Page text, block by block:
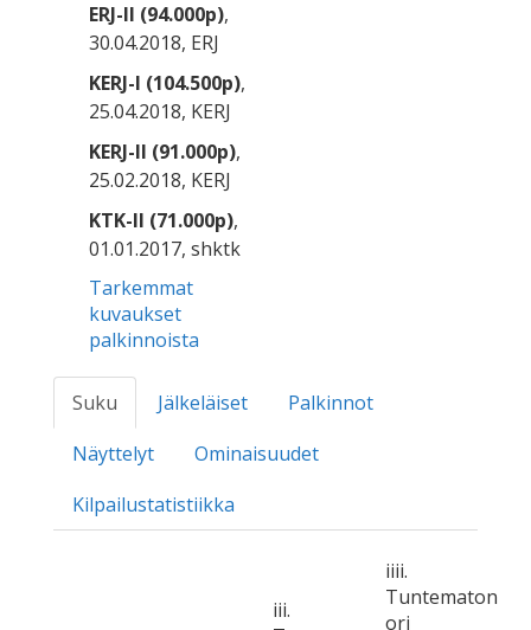
ERJ-II (94.000p),
30.04.2018, ERJ
KERJ-I (104.500p),
25.04.2018, KERJ
KERJ-II (91.000p),
25.02.2018, KERJ
KTK-II (71.000p),
01.01.2017, shktk
Tarkemmat
kuvaukset
palkinnoista
Suku Jälkeläiset
Palkinnot
Näyttelyt
Ominaisuudet
Kilpailustatistiikka
iii.
iiii.
Tuntematon
ori